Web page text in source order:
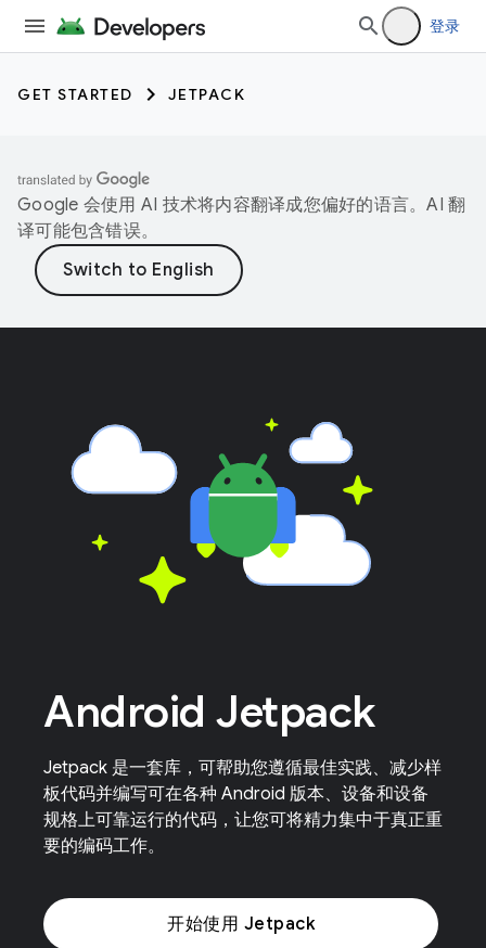
登录
GET STARTED JETPACK
Google 会使用 AI 技术将内容翻译成您偏好的语言。AI 翻
译可能包含错误。
Android Jetpack
Jetpack 是一套库，可帮助您遵循最佳实践、减少样
板代码并编写可在各种 Android 版本、设备和设备
规格上可靠运行的代码，让您可将精力集中于真正重
要的编码工作。
开始使用 Jetpack